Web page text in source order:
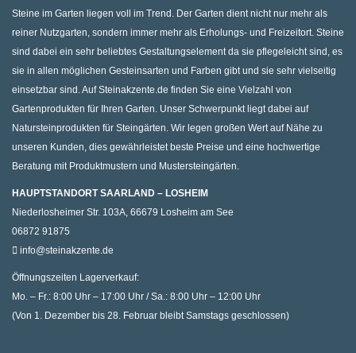
Steine im Garten liegen voll im Trend. Der Garten dient nicht nur mehr als
reiner Nutzgarten, sondern immer mehr als Erholungs- und Freizeitort. Steine
sind dabei ein sehr beliebtes Gestaltungselement da sie pflegeleicht sind, es
sie in allen möglichen Gesteinsarten und Farben gibt und sie sehr vielseitig
einsetzbar sind. Auf Steinakzente.de finden Sie eine Vielzahl von
Gartenprodukten für Ihren Garten. Unser Schwerpunkt liegt dabei auf
Natursteinprodukten für Steingärten. Wir legen großen Wert auf Nähe zu
unseren Kunden, dies gewährleistet beste Preise und eine hochwertige
Beratung mit Produktmustern und Mustersteingärten.
HAUPTSTANDORT SAARLAND – LOSHEIM
Niederlosheimer Str. 103A, 66679 Losheim am See
06872 91875
info@steinakzente.de
Öffnungszeiten Lagerverkauf:
Mo. – Fr.: 8:00 Uhr – 17:00 Uhr / Sa.: 8:00 Uhr – 12:00 Uhr
(Von 1. Dezember bis 28. Februar bleibt Samstags geschlossen)